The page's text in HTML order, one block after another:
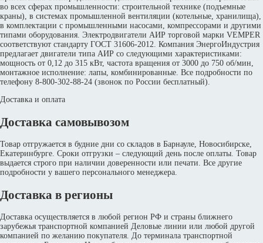
во всех сферах промышленности: строительной технике (подъемные
краны), в системах промышленной вентиляции (котельные, хранилища),
в комплектации с промышленными насосами, компрессорами и другими
типами оборудования. Электродвигатели АИР торговой марки VEMPER
соответствуют стандарту ГОСТ 31606-2012. Компания ЭнергоИндустрия
предлагает двигатели типа АИР со следующими характеристиками:
мощность от 0,12 до 315 кВт, частота вращения от 3000 до 750 об/мин,
монтажное исполнение: лапы, комбинированные. Все подробности по
телефону 8-800-302-88-24 (звонок по России бесплатный).
Доставка и оплата
Доставка самовывозом
Товар отгружается в будние дни со складов в Барнауле, Новосибирске,
Екатеринбурге. Сроки отгрузки – следующий день после оплаты. Товар
выдается строго при наличии доверенности или печати. Все другие
подробности у вашего персонального менеджера.
Доставка в регионы
Доставка осуществляется в любой регион РФ и страны ближнего
зарубежья транспортной компанией Деловые линии или любой другой
компанией по желанию покупателя. До терминала транспортной